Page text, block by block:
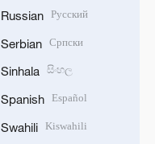
Russian Русский
Serbian Српски
Sinhala සිංහල
Spanish Español
Swahili Kiswahili